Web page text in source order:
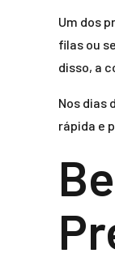
Um dos
filas ou
disso, a
Nos dias
rápida e